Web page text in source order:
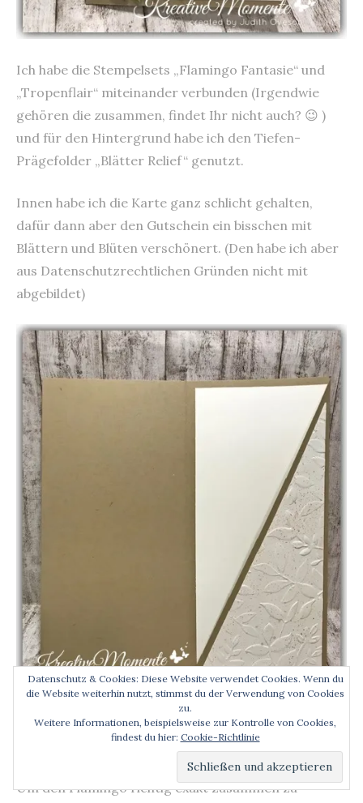
Ich habe die Stempelsets „Flamingo Fantasie“ und
„Tropenflair“ miteinander verbunden (Irgendwie
gehören die zusammen, findet Ihr nicht auch? 😉 )
und für den Hintergrund habe ich den Tiefen-
Prägefolder „Blätter Relief“ genutzt.
Innen habe ich die Karte ganz schlicht gehalten,
dafür dann aber den Gutschein ein bisschen mit
Blättern und Blüten verschönert. (Den habe ich aber
aus Datenschutzrechtlichen Gründen nicht mit
abgebildet)
Um den Flamingo richtig exakt zusammen zu
Datenschutz & Cookies: Diese Website verwendet Cookies. Wenn du
die Website weiterhin nutzt, stimmst du der Verwendung von Cookies
zu.
Weitere Informationen, beispielsweise zur Kontrolle von Cookies,
findest du hier: Cookie-Richtlinie